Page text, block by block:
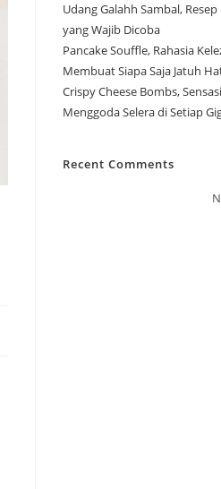
Udang Galahh Sambal,
yang Wajib Dicoba
Pancake Souffle, Rahasia
Membuat Siapa Saja Jatuh
Crispy Cheese Bombs,
Menggoda Selera di Setiap
Recent Comments